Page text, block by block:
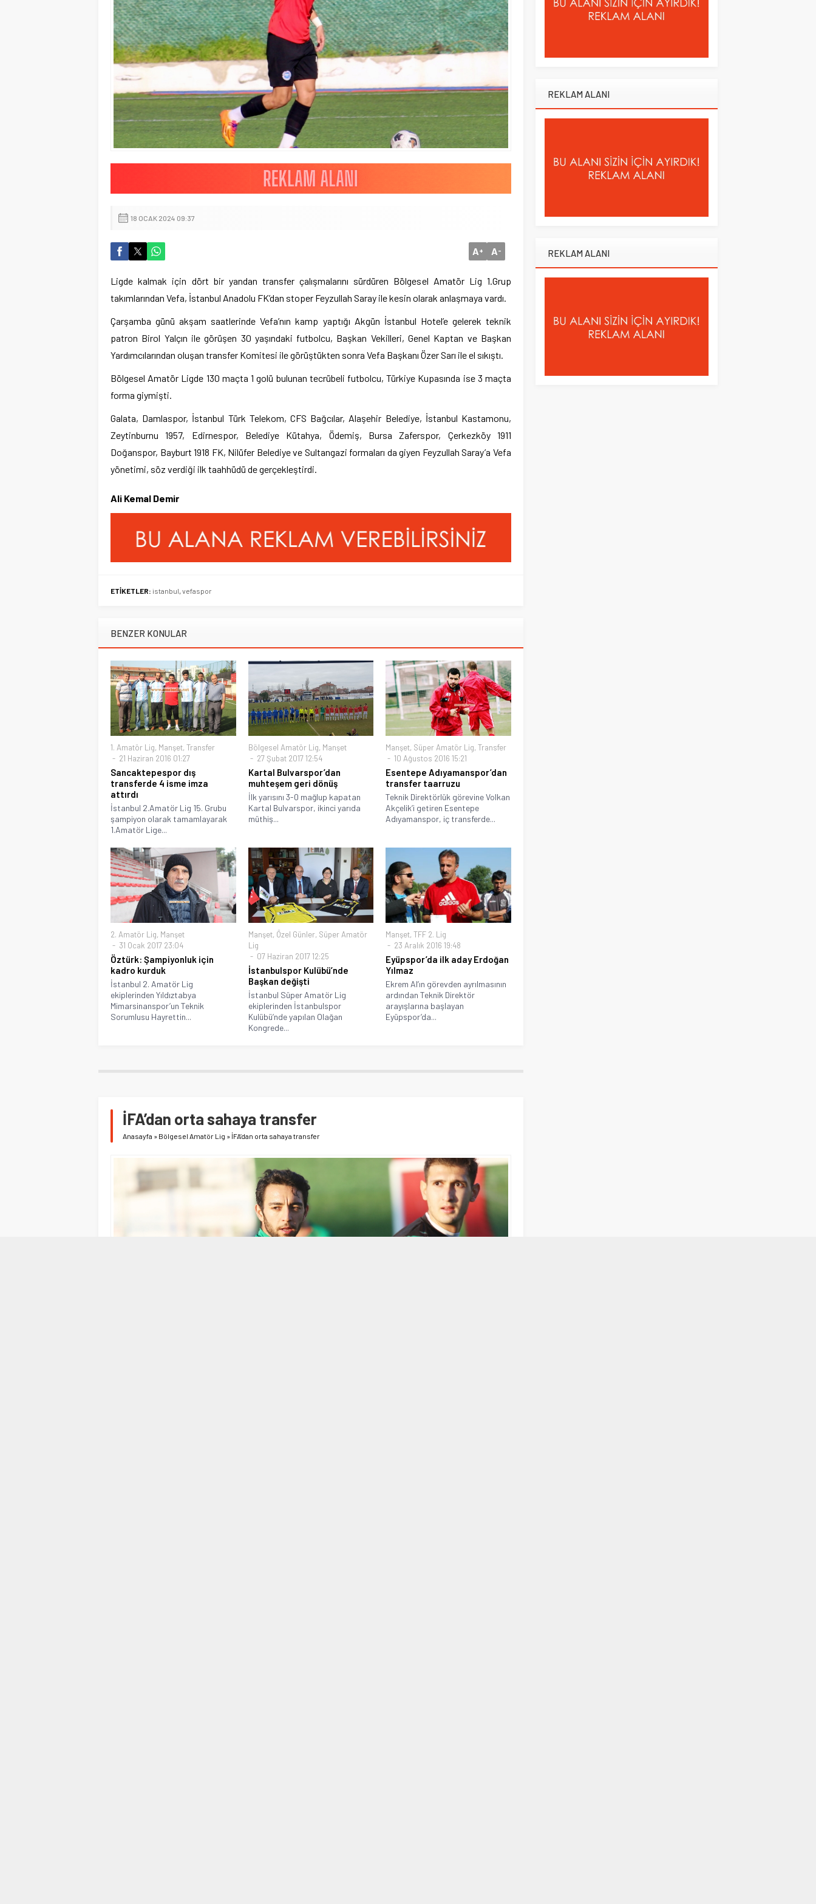
18 OCAK 2024 09:37
A+ A-
Ligde kalmak için dört bir yandan transfer çalışmalarını sürdüren Bölgesel Amatör Lig 1.Grup
takımlarından Vefa, İstanbul Anadolu FK’dan stoper Feyzullah Saray ile kesin olarak anlaşmaya vardı.
Çarşamba günü akşam saatlerinde Vefa’nın kamp yaptığı Akgün İstanbul Hotel’e gelerek teknik
patron Birol Yalçın ile görüşen 30 yaşındaki futbolcu, Başkan Vekilleri, Genel Kaptan ve Başkan
Yardımcılarından oluşan transfer Komitesi ile görüştükten sonra Vefa Başkanı Özer Sarı ile el sıkıştı.
Bölgesel Amatör Ligde 130 maçta 1 golü bulunan tecrübeli futbolcu, Türkiye Kupasında ise 3 maçta
forma giymişti.
Galata, Damlaspor, İstanbul Türk Telekom, CFS Bağcılar, Alaşehir Belediye, İstanbul Kastamonu,
Zeytinburnu 1957, Edirnespor, Belediye Kütahya, Ödemiş, Bursa Zaferspor, Çerkezköy 1911
Doğanspor, Bayburt 1918 FK, Nilüfer Belediye ve Sultangazi formaları da giyen Feyzullah Saray’a Vefa
yönetimi, söz verdiği ilk taahhüdü de gerçekleştirdi.
Ali Kemal Demir
ETİKETLER: istanbul, vefaspor
BENZER KONULAR
1. Amatör Lig, Manşet, Transfer
21 Haziran 2016 01:27
Sancaktepespor dış
transferde 4 isme imza
attırdı
İstanbul 2.Amatör Lig 15. Grubu
şampiyon olarak tamamlayarak
1.Amatör Lige...
Bölgesel Amatör Lig, Manşet
27 Şubat 2017 12:54
Kartal Bulvarspor’dan
muhteşem geri dönüş
İlk yarısını 3-0 mağlup kapatan
Kartal Bulvarspor, ikinci yarıda
müthiş...
Manşet, Süper Amatör Lig,Transfer
10 Ağustos 2016 15:21
Esentepe Adıyamanspor’dan
transfer taarruzu
Teknik Direktörlük görevine Volkan
Akçelik’i getiren Esentepe
Adıyamanspor, iç transferde...
2. Amatör Lig, Manşet
31 Ocak 2017 23:04
Öztürk: Şampiyonluk için
kadro kurduk
İstanbul 2. Amatör Lig
ekiplerinden Yıldıztabya
Mimarsinanspor’un Teknik
Sorumlusu Hayrettin...
Manşet, Özel Günler, Süper Amatör
Lig
07 Haziran 2017 12:25
İstanbulspor Kulübü’nde
Başkan değişti
İstanbul Süper Amatör Lig
ekiplerinden İstanbulspor
Kulübü’nde yapılan Olağan
Kongrede...
Manşet,TFF 2. Lig
23 Aralık 2016 19:48
Eyüpspor’da ilk aday Erdoğan
Yılmaz
Ekrem Al’ın görevden ayrılmasının
ardından Teknik Direktör
arayışlarına başlayan
Eyüpspor’da...
İFA’dan orta sahaya transfer
Anasayfa » Bölgesel Amatör Lig » İFA’dan orta sahaya transfer
REKLAM ALANI
REKLAM ALANI